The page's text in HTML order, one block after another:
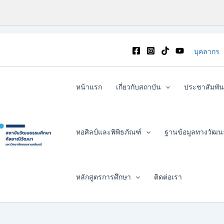
บุคลากร
หน้าแรก เกี่ยวกับสถาบัน ประชาสัมพั
หอศิลป์และพิพิธภัณฑ์ ฐานข้อมูลทางวัฒน
หลักสูตรการศึกษา ติดต่อเรา